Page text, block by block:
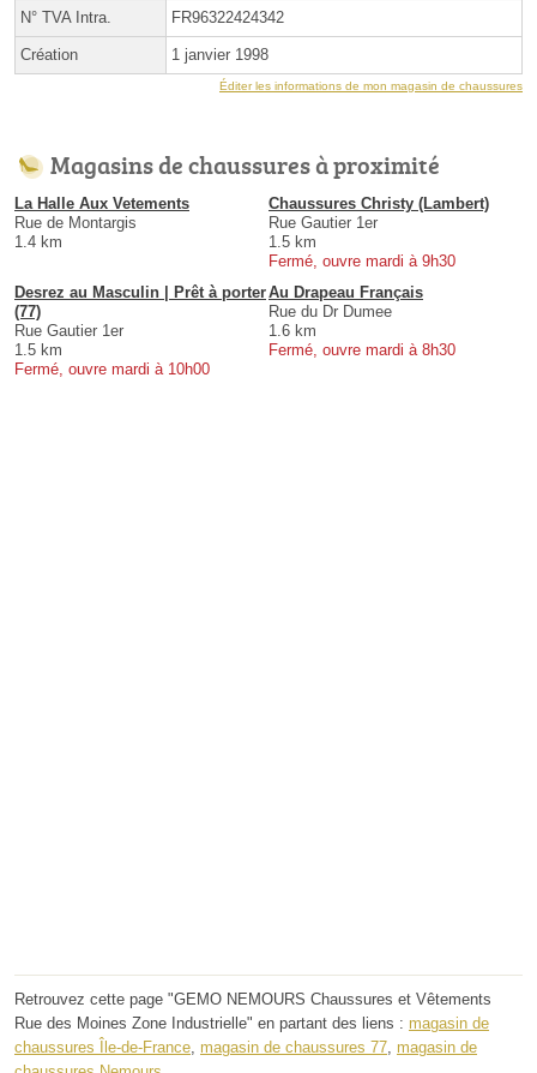
N° TVA Intra. FR96322424342
Création 1 janvier 1998
Éditer les informations de mon magasin de chaussures
Magasins de chaussures à proximité
La Halle Aux Vetements
Rue de Montargis
1.4 km
Chaussures Christy (Lambert)
Rue Gautier 1er
1.5 km
Fermé, ouvre mardi à 9h30
Desrez au Masculin | Prêt à porter
(77)
Rue Gautier 1er
1.5 km
Fermé, ouvre mardi à 10h00
Au Drapeau Français
Rue du Dr Dumee
1.6 km
Fermé, ouvre mardi à 8h30
Retrouvez cette page "GEMO NEMOURS Chaussures et Vêtements
Rue des Moines Zone Industrielle" en partant des liens : magasin de
chaussures Île-de-France, magasin de chaussures 77, magasin de